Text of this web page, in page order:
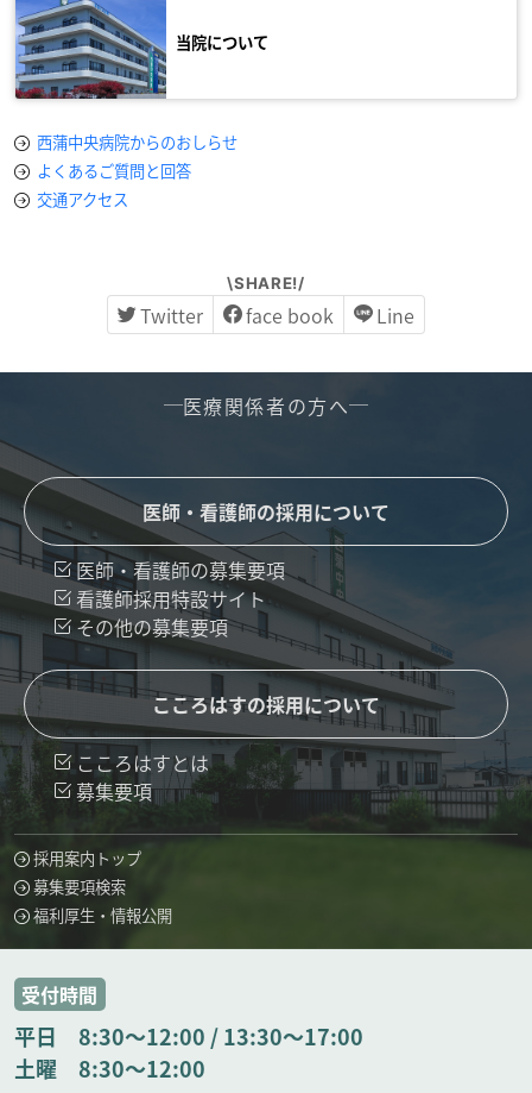
当院について
西蒲中央病院からのおしらせ
よくあるご質問と回答
交通アクセス
\SHARE!/
Twitter face book Line
医療関係者の方へ
医師・看護師の採用について
医師・看護師の募集要項
看護師採用特設サイト
その他の募集要項
こころはすの採用について
こころはすとは
募集要項
採用案内トップ
募集要項検索
福利厚生・情報公開
受付時間
平日 8:30～12:00 / 13:30～17:00
土曜 8:30～12:00